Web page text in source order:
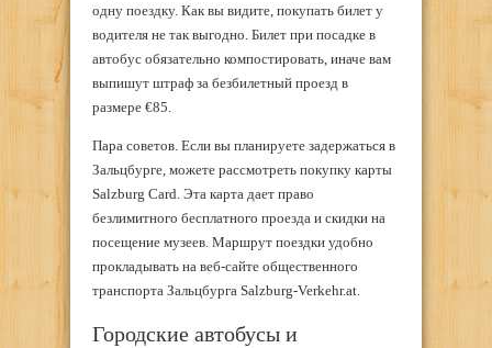
одну поездку. Как вы видите, покупать билет у
водителя не так выгодно. Билет при посадке в
автобус обязательно компостировать, иначе вам
выпишут штраф за безбилетный проезд в
размере €85.
Пара советов. Если вы планируете задержаться в
Зальцбурге, можете рассмотреть покупку карты
Salzburg Card. Эта карта дает право
безлимитного бесплатного проезда и скидки на
посещение музеев. Маршрут поездки удобно
прокладывать на веб-сайте общественного
транспорта Зальцбурга Salzburg-Verkehr.at.
Городские автобусы и